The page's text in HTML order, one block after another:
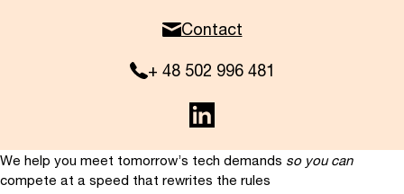
Contact
+ 48 502 996 481
We help you meet tomorrow’s tech demands so you can
compete at a speed that rewrites the rules